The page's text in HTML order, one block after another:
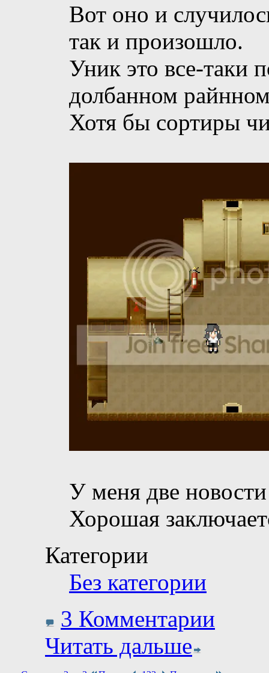
Вот оно и
так и произошло.
Уник это все-таки
долбанном
Хотя бы сортиры
У меня две
Хорошая
Категории
Без категории
3 Комментарии
Читать дальше